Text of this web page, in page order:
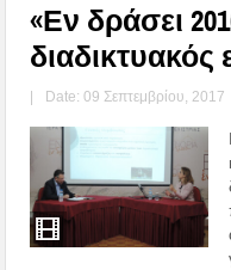
«Εν δράσει
διαδικτυακός
| Date: 09 Σεπτεμβρίου, 2017